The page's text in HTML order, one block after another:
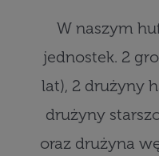
W naszym
jednostek. 2
lat), 2 drużyny
drużyny
oraz drużyna